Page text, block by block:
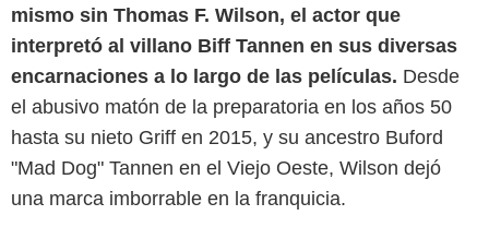
mismo sin Thomas F. Wilson, el actor que
interpretó al villano Biff Tannen en sus diversas
encarnaciones a lo largo de las películas. Desde
el abusivo matón de la preparatoria en los años 50
hasta su nieto Griff en 2015, y su ancestro Buford
"Mad Dog" Tannen en el Viejo Oeste, Wilson dejó
una marca imborrable en la franquicia.